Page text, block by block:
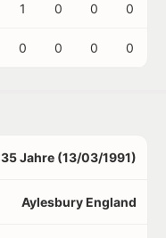
1 0 0 0
0 0 0 0
35 Jahre (13/03/1991)
Aylesbury England